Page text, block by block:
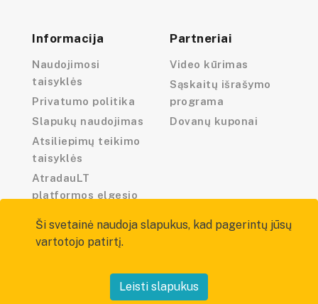
Informacija
Naudojimosi
taisyklės
Privatumo politika
Slapukų naudojimas
Atsiliepimų teikimo
taisyklės
AtradauLT
platformos elgesio
Partneriai
Video kūrimas
Sąskaitų išrašymo
programa
Dovanų kuponai
Ši svetainė naudoja slapukus, kad pagerintų jūsų
vartotojo patirtį.
Leisti slapukus